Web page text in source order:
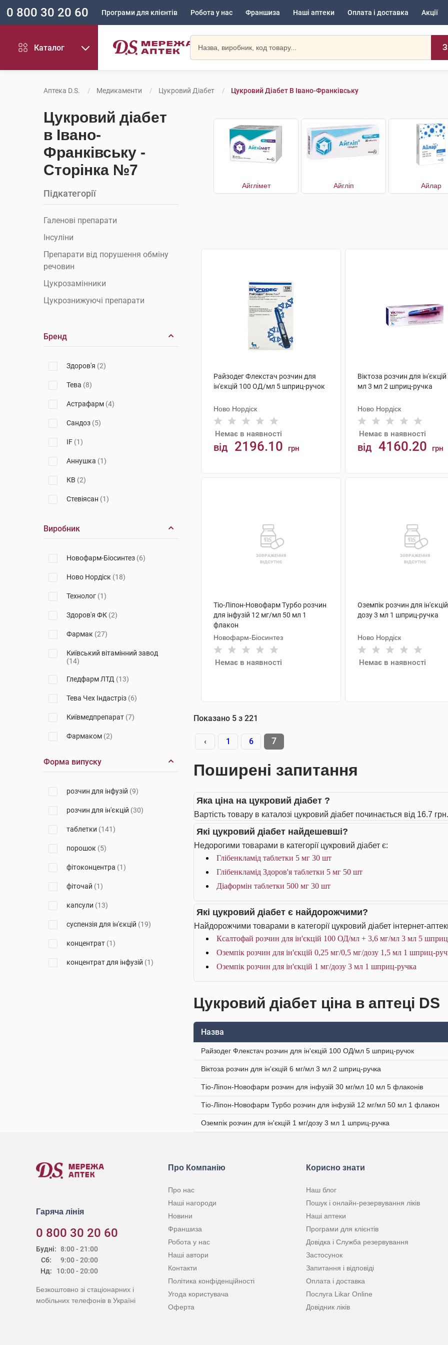
0 800 30 20 60 Програми для клієнтів Робота у нас Франшиза Наші аптеки Оплата і доставка Акції
Каталог
Аптека D.S. Медикаменти Цукровий Діабет Цукровий Діабет В Івано-Франківську
Цукровий діабет
в Івано-
Франківську -
Сторінка №7
Підкатегорії
Галенові препарати
Інсуліни
Препарати від порушення обміну
речовин
Цукрозамінники
Цукрознижуючі препарати
Бренд
Здоров'я (2)
Тева (8)
Астрафарм (4)
Сандоз (5)
IF (1)
Аннушка (1)
КВ (2)
Стевіясан (1)
Виробник
Новофарм-Біосинтез (6)
Ново Нордіск (18)
Технолог (1)
Здоров'я ФК (2)
Фармак (27)
Київський вітамінний завод
(14)
Гледфарм ЛТД (13)
Тева Чех Індастріз (6)
Київмедпрепарат (7)
Фармаком (2)
Кусум Фарм(11)
Астрафарм (4)
КРКА(1)
Лек Фармацевтична компанія
Мерк Санте
Індар
Нутрімед(4)
Берінгер Інгельхайм Еллас
Ананта Медікеар
Іннео Фарм(2)
Форма випуску
розчин для інфузій (9)
розчин для ін'єкцій (30)
таблетки (141)
порошок (5)
фітоконцентра (1)
фіточай (1)
капсули (13)
суспензія для ін'єкцій (19)
концентрат (1)
концентрат для інфузій (1)
Айглімет Айгліп Айлар
Райзодег Флекстач розчин для
ін'єкцій 100 ОД/мл 5 шприц-ручок
Ново Нордіск
Немає в наявності
від 2196.10 грн
Віктоза розчин для
мл 3 мл 2 шприц-ручка
Ново Нордіск
Немає в наявності
від 4160.20 грн
Тіо-Ліпон-Новофарм Турбо розчин
для інфузій 12 мг/мл 50 мл 1
флакон
Новофарм-Біосинтез
Немає в наявності
АНАЛОГИ
Оземпік розчин для
дозу 3 мл 1 шприц-ручка
Ново Нордіск
Немає в наявності
Показано 5 з 221
‹ 1 6 7
Поширені запитання
Яка ціна на цукровий діабет ?
Вартість товару в каталозі цукровий діабет починається від 16.7 грн.
Які цукровий діабет найдешевші?
Недорогими товарами в категорії цукровий діабет є:
Глібенкламід таблетки 5 мг 30 шт
Глібенкламід Здоров'я таблетки 5 мг 50 шт
Діаформін таблетки 500 мг 30 шт
Які цукровий діабет є найдорожчими?
Найдорожчими товарами в категорії цукровий діабет інтернет-
Ксалтофай розчин для ін'єкцій 100 ОД/мл + 3,6 мг/мл 3 мл 5
Оземпік розчин для ін'єкцій 0,25 мг/0,5 мг/дозу 1,5 мл 1 шприц-
Оземпік розчин для ін'єкцій 1 мг/дозу 3 мл 1 шприц-ручка
Цукровий діабет ціна в аптеці DS
Назва
Райзодег Флекстач розчин для ін'єкцій 100 ОД/мл 5 шприц-ручок
Віктоза розчин для ін'єкцій 6 мг/мл 3 мл 2 шприц-ручка
Тіо-Ліпон-Новофарм розчин для інфузій 30 мг/мл 10 мл 5 флаконів
Тіо-Ліпон-Новофарм Турбо розчин для інфузій 12 мг/мл 50 мл 1 флакон
Оземпік розчин для ін'єкцій 1 мг/дозу 3 мл 1 шприц-ручка
Гаряча лінія
0 800 30 20 60
Будні:
Сб:
Нд:
8:00 - 21:00
9:00 - 20:00
10:00 - 20:00
Безкоштовно зі стаціонарних і
мобільних телефонів в Україні
Про Компанію
Про нас
Наші нагороди
Новини
Франшиза
Робота у нас
Наші автори
Контакти
Політика конфіденційності
Угода користувача
Оферта
Корисно знати
Наш блог
Пошук і онлайн-резервування ліків
Наші аптеки
Програми для клієнтів
Довідка і Служба резервування
Застосунок
Запитання і відповіді
Оплата і доставка
Послуга Likar Online
Довідник ліків